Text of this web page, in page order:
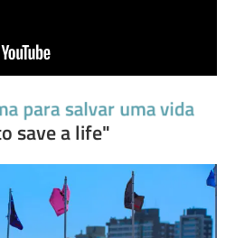
para salvar uma vida
save a life"